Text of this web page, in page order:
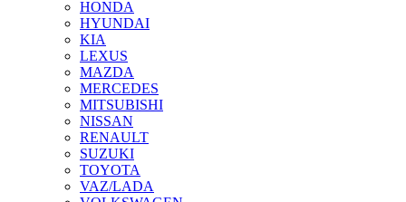
HONDA
HYUNDAI
KIA
LEXUS
MAZDA
MERCEDES
MITSUBISHI
NISSAN
RENAULT
SUZUKI
TOYOTA
VAZ/LADA